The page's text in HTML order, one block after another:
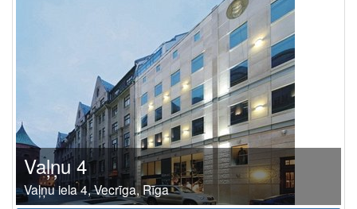
Vaļņu 4
Vaļņu iela 4, Vecrīga, Rīga